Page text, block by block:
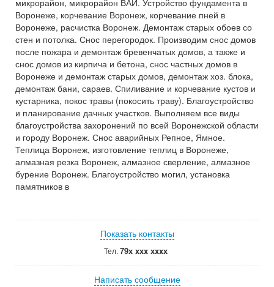
микрорайон, микрорайон ВАИ. Устройство фундамента в
Воронеже, корчевание Воронеж, корчевание пней в
Воронеже, расчистка Воронеж. Демонтаж старых обоев со
стен и потолка. Снос перегородок. Производим снос домов
после пожара и демонтаж бревенчатых домов, а также и
снос домов из кирпича и бетона, снос частных домов в
Воронеже и демонтаж старых домов, демонтаж хоз. блока,
демонтаж бани, сараев. Спиливание и корчевание кустов и
кустарника, покос травы (покосить траву). Благоустройство
и планирование дачных участков. Выполняем все виды
благоустройства захоронений по всей Воронежской области
и городу Воронеж. Снос аварийных Репное, Ямное.
Теплица Воронеж, изготовление теплиц в Воронеже,
алмазная резка Воронеж, алмазное сверление, алмазное
бурение Воронеж. Благоустройство могил, установка
памятников в
Показать контакты
Тел. 79x xxx xxxx
Написать сообщение